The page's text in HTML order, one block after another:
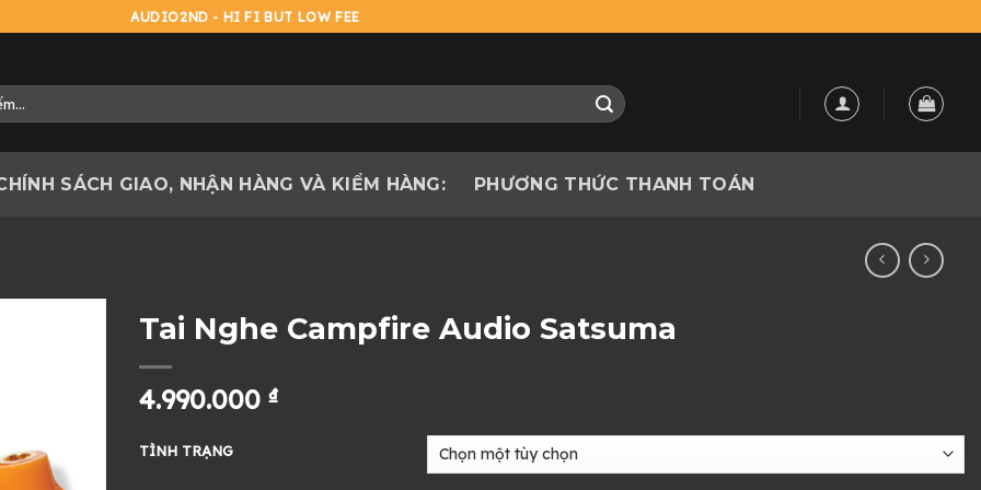
AUDIO2ND - HI FI BUT LOW FEE
SÁCH GIAO, NHẬN HÀNG VÀ KIỂM HÀNG: PHƯƠNG THỨC THANH TOÁN
Tai Nghe Campfire Audio Satsuma
4.990.000 ₫
TÌNH TRẠNG